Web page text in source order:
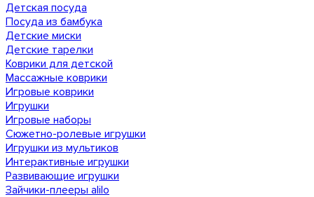
Детская посуда
Посуда из бамбука
Детские миски
Детские тарелки
Коврики для детской
Массажные коврики
Игровые коврики
Игрушки
Игровые наборы
Сюжетно-ролевые игрушки
Игрушки из мультиков
Интерактивные игрушки
Развивающие игрушки
Зайчики-плееры alilo